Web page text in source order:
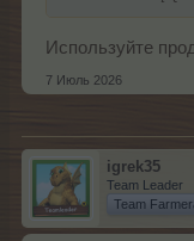
Используйте
7 Июль 2026
igrek35
Team Leader
Team